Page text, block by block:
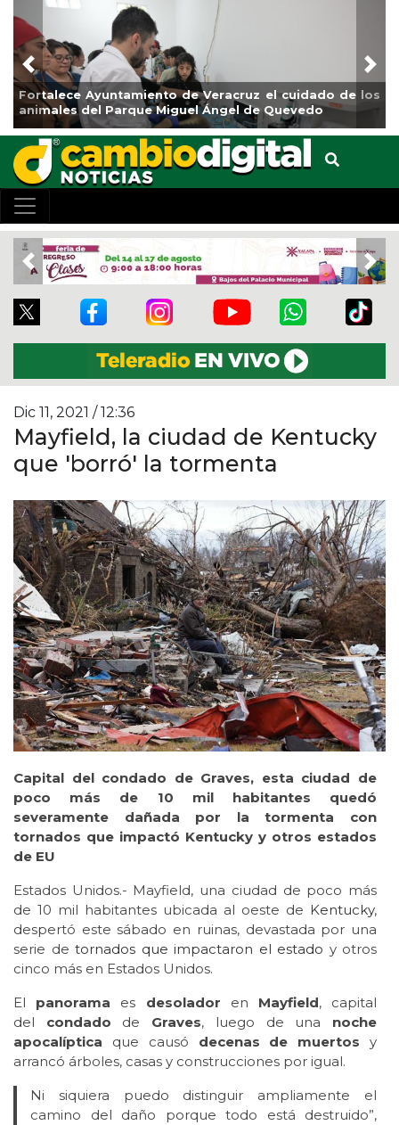
Ayuntamiento de Veracruz el cuidado de los
del Parque Miguel Ángel de Quevedo
La
de
Previous
Previous
Dic 11, 2021 / 12:36
Mayfield, la ciudad de Kentucky
que 'borró' la tormenta
Capital del condado de Graves, esta ciudad de
poco más de 10 mil habitantes quedó
severamente dañada por la tormenta con
tornados que impactó Kentucky y otros estados
de EU
Estados Unidos.- Mayfield, una ciudad de poco más
de 10 mil habitantes ubicada al oeste de Kentucky,
despertó este sábado en ruinas, devastada por una
serie de tornados que impactaron el estado y otros
cinco más en Estados Unidos.
El panorama es desolador en Mayfield, capital
del condado de Graves, luego de una noche
apocalíptica que causó decenas de muertos y
arrancó árboles, casas y construcciones por igual.
Ni siquiera puedo distinguir ampliamente el
camino del daño porque todo está destruido”,